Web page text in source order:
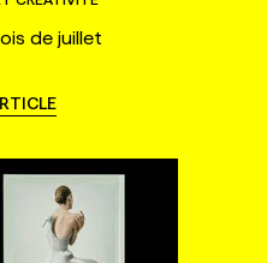
de juillet